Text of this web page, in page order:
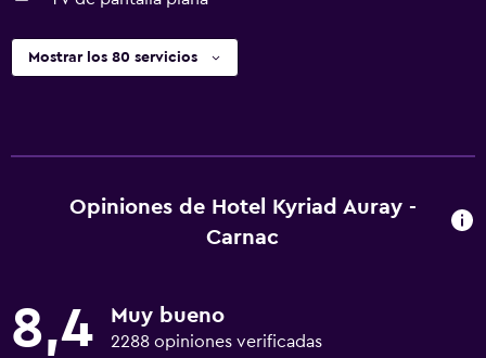
Mostrar los 80 servicios
Opiniones de Hotel Kyriad Auray -
Carnac
8,4 Muy bueno
2288 opiniones verificadas